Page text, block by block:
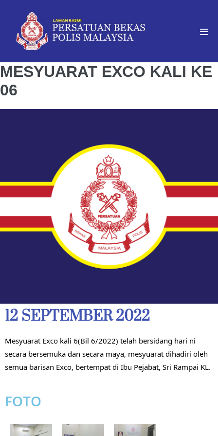
MESYUARAT EXCO KALI KE
06
12 SEPTEMBER 2022
Mesyuarat Exco kali 6(Bil 6/2022) telah bersidang hari ni
secara bersemuka dan secara maya, mesyuarat dihadiri oleh
semua barisan Exco, bertempat di Ibu Pejabat, Sri Rampai KL.
FOTO